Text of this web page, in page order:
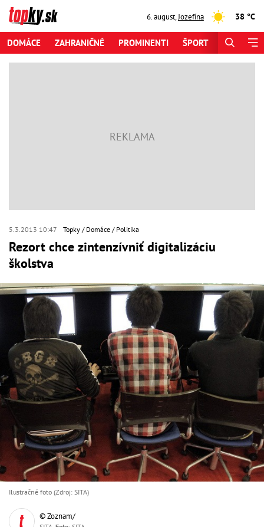
6. august,Jozefína 38 °C
DOMÁCE ZAHRANIČNÉ PROMINENTI ŠPORT
5.3.2013 10:47 Topky Domáce Politika
Rezort chce zintenzívniť digitalizáciu
školstva
Ilustračné foto (Zdroj: SITA)
© Zoznam/